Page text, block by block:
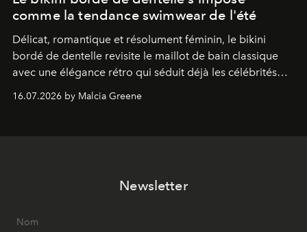
comme la tendance swimwear de l'été
Délicat, romantique et résolument féminin, le bikini
bordé de dentelle revisite le maillot de bain classique
avec une élégance rétro qui séduit déjà les célébrités
comme les fashionistas.
16.07.2026 by Malcia Greene
Newsletter